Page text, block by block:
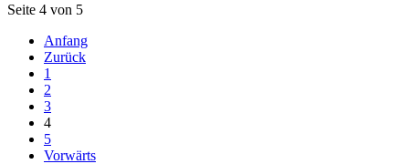
Seite 4 von 5
Anfang
Zurück
1
2
3
4
5
Vorwärts